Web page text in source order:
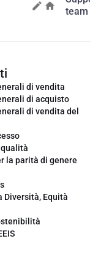
di vendita
di acquisto
di vendita del
la parità di genere
Diversità, Equità